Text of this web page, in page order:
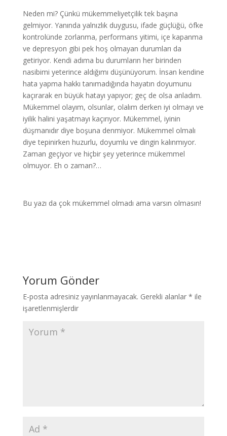
Neden mi? Çünkü mükemmeliyetçilik tek başına
gelmiyor. Yanında yalnızlık duygusu, ifade güçlüğü, öfke
kontrolünde zorlanma, performans yitimi, içe kapanma
ve depresyon gibi pek hoş olmayan durumları da
getiriyor. Kendi adıma bu durumların her birinden
nasibimi yeterince aldığımı düşünüyorum. İnsan kendine
hata yapma hakkı tanımadığında hayatın doyumunu
kaçırarak en büyük hatayı yapıyor; geç de olsa anladım.
Mükemmel olayım, olsunlar, olalım derken iyi olmayı ve
iyilik halini yaşatmayı kaçırıyor. Mükemmel, iyinin
düşmanıdır diye boşuna denmiyor. Mükemmel olmalı
diye tepinirken huzurlu, doyumlu ve dingin kalınmıyor.
Zaman geçiyor ve hiçbir şey yeterince mükemmel
olmuyor. Eh o zaman?…
Bu yazı da çok mükemmel olmadı ama varsın olmasın!
Yorum Gönder
E-posta adresiniz yayınlanmayacak. Gerekli alanlar * ile
işaretlenmişlerdir